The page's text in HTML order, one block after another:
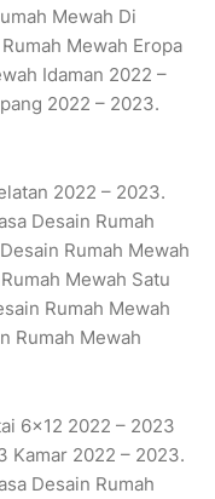
Mewah Di
Mewah Eropa
Idaman 2022 –
2022 – 2023.
2022 – 2023.
Desain Rumah
Rumah Mewah
Mewah Satu
Rumah Mewah
Rumah Mewah
6×12 2022 – 2023
Kamar 2022 – 2023.
Desain Rumah